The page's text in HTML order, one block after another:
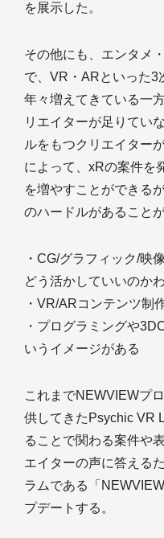
を展示した。
その他にも、エンタメ
で、VR・ARといった3
年々増えてきている一
リエイターが足りてい
ルをもつクリエイター
によって、xRの案件を
を増やすことができる
のハードルがあること
・CG/グラフィック/映
どう活かしていいのか
・VR/ARコンテンツ制
・プログラミングや
いうイメージがある
これまでNEWVIEWプ
供してきたPsychic VR
ることで関わる案件や
エイターの声に答える
ラムである「
プデートする。